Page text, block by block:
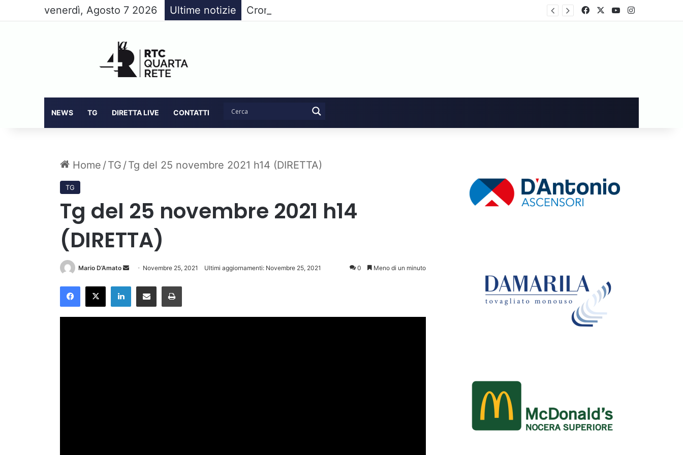
venerdì, Agosto 7 2026 Ultime notizie FacebookYou TubeInstagram
NEWS TG DIRETTA LIVE CONTATTI
Home /TG /Tg del 25 novembre 2021 h14 (DIRETTA)
TG
Tg del 25 novembre 2021 h14
(DIRETTA)
Mario D’Amato
Invia Novembre 25, 2021 Ultimi aggiornamenti: Novembre 25, 2021 0 Meno di un minuto
Facebook
X LinkedIn
Condividi via EmailStampa